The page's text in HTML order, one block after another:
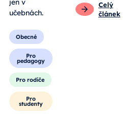
jen v
učebnách.
Obecné
Pro
pedagogy
Pro rodiče
Pro
studenty
Celý
článek